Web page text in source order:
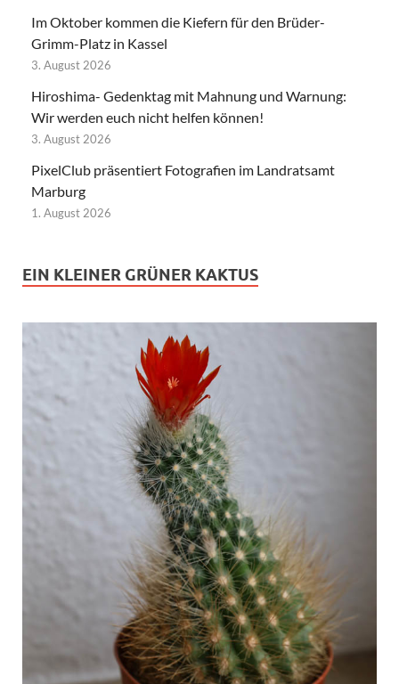
Im Oktober kommen die Kiefern für den Brüder-
Grimm-Platz in Kassel
3. August 2026
Hiroshima- Gedenktag mit Mahnung und Warnung:
Wir werden euch nicht helfen können!
3. August 2026
PixelClub präsentiert Fotografien im Landratsamt
Marburg
1. August 2026
EIN KLEINER GRÜNER KAKTUS